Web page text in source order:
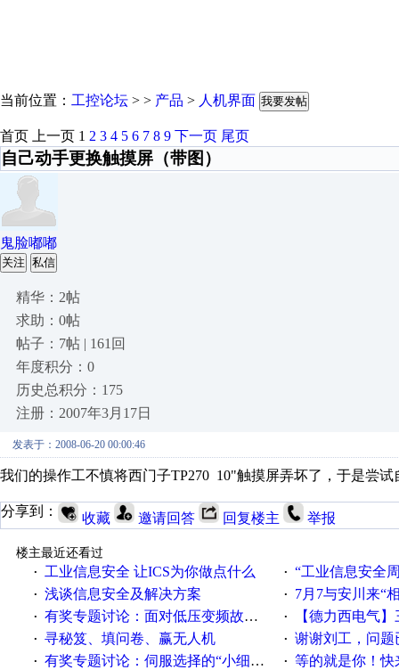
当前位置： 工控论坛 > > 产品 > 人机界面 我要发帖
首页 上一页 1 2 3 4 5 6 7 8 9 下一页 尾页
自己动手更换触摸屏（带图）
鬼脸嘟嘟
关注 私信
精华：2帖
求助：0帖
帖子：7帖 | 161回
年度积分：0
历史总积分：175
注册：2007年3月17日
发表于：2008-06-20 00:00:46
我们的操作工不慎将西门子TP270 10"触摸屏弄坏了，于是尝试
分享到： 收藏 邀请回答 回复楼主 举报
楼主最近还看过
·
工业信息安全 让ICS为你做点什么 · “工业信息安全周之我见”
· 浅谈信息安全及解决方案 · 7月7与安川来“
· 有奖专题讨论：面对低压变频故障，老手是这样解决的！ · 【德力西电气】三
· 寻秘笈、填问卷、赢无人机 · 谢谢刘工，问题
· 有奖专题讨论：伺服选择的“小细节大学问”奖励公告 · 等的就是你！快来